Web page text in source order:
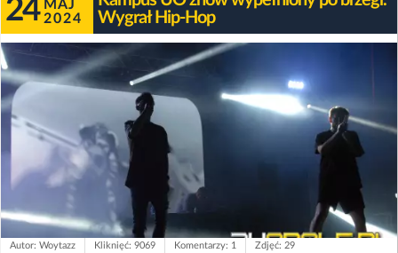
24 MAJ
2024
Wygrał Hip-Hop
Autor: Woytazz Kliknięć: 9069 Komentarzy: 1 Zdjęć: 29